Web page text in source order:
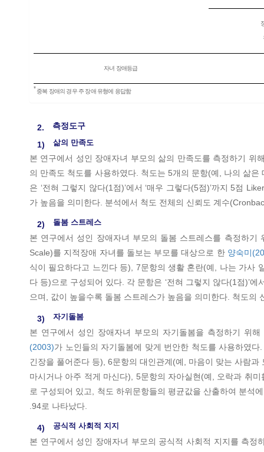
자녀 장애등급
*중복 장애의 경우 주 장애 유형에 응답함
2.
측정도구
1)
삶의 만족도
본 연구에서 성인 장애자녀 부모의 삶의 만족도를 측정하기 위
의 만족도 척도를 사용하였다. 척도는 5개의 문항(예, 나의 삶
은 ‘전혀 그렇지 않다(1점)’에서 ‘매우 그렇다(5점)’까지 5점
가 높음을 의미한다. 분석에서 척도 전체의 신뢰도 계수
2) 돌봄 스트레스
본 연구에서 성인 장애자녀 부모의 돌봄 스트레스를 측정하기
Scale)를 지적장애 자녀를 돌보는 부모를 대상으로 한 양숙미
식이 필요하다고 느낀다 등), 7문항의 생활 혼란(예, 나는 가사
다 등)으로 구성되어 있다. 각 문항은 ‘전혀 그렇지 않다(1점)’
으며, 값이 높을수록 돌봄 스트레스가 높음을 의미한다. 척도의
3) 자기돌봄
본 연구에서 성인 장애자녀 부모의 자기돌봄을 측정하기 위해
(2003)가 노인들의 자기돌봄에 맞게 번안한 척도를 사용하였
긴장을 풀어준다 등), 6문항의 대인관계(예, 마음이 맞는 사람
마시거나 아주 적게 마신다), 5문항의 자아실현(예, 오락과 취
로 구성되어 있고, 척도 하위문항들의 평균값을 산출하여 분석
.94로 나타났다.
4) 공식적 사회적 지지
본 연구에서 성인 장애자녀 부모의 공식적 사회적 지지를 측